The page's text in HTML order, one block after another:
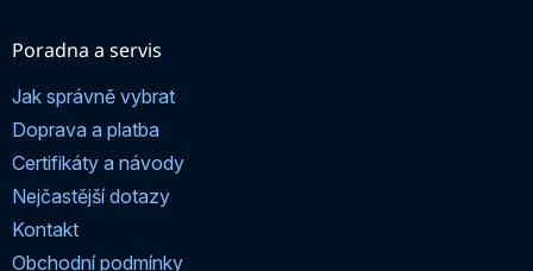
Poradna a servis
Jak správně vybrat
Doprava a platba
Certifikáty a návody
Nejčastější dotazy
Kontakt
Obchodní podmínky